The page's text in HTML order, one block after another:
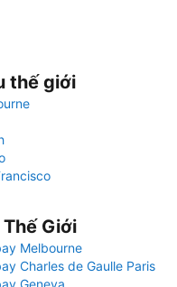
thế giới
Giới
Melbourne
Charles de Gaulle Paris
Geneva